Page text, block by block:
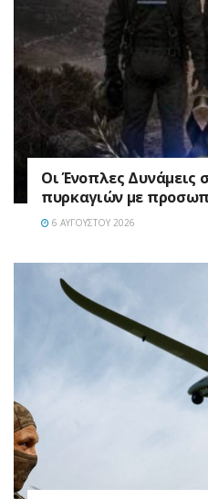
Οι Ένοπλες Δυνάμεις
πυρκαγιών με
6 ΑΥΓΟΎΣΤΟΥ 2026